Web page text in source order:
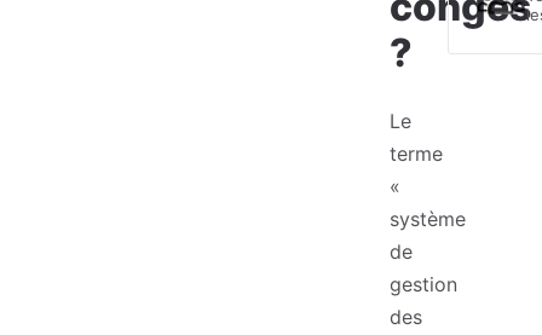
?
Le
terme
«
système
de
gestion
des